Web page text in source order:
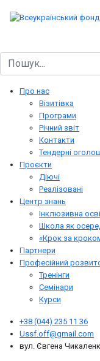
Пошук
Про нас
Візитівка
Програми
Річний звіт
Контакти
Тендерні
Проєкти
Діючі
Реалізовані
Центр знань
Інклюзивна
Школа як
«Крок за
Партнери
Професійний
Тренінги
Семінари
Курси
+38 (044) 235 11 36
Ussf.off@gmail.com
вул. Євгена